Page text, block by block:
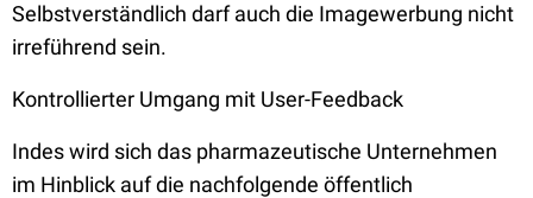
Selbstverständlich darf auch die Imagewerbung nicht
irreführend sein.
Kontrollierter Umgang mit User-Feedback
Indes wird sich das pharmazeutische Unternehmen
im Hinblick auf die nachfolgende öffentlich